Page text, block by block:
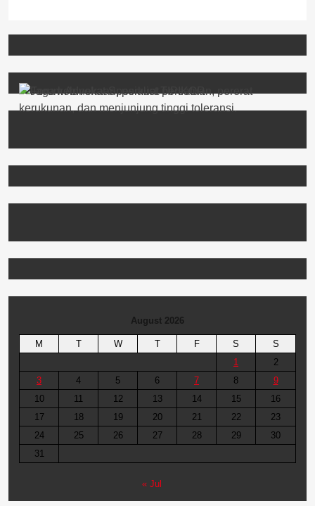
August 2026
M T W T F S
S
1
2
3
4 5 6 7 8
9
10
11 12 13 14 15
16
17
18 19 20 21 22
23
24
25 26 27 28 29
30
31
« Jul